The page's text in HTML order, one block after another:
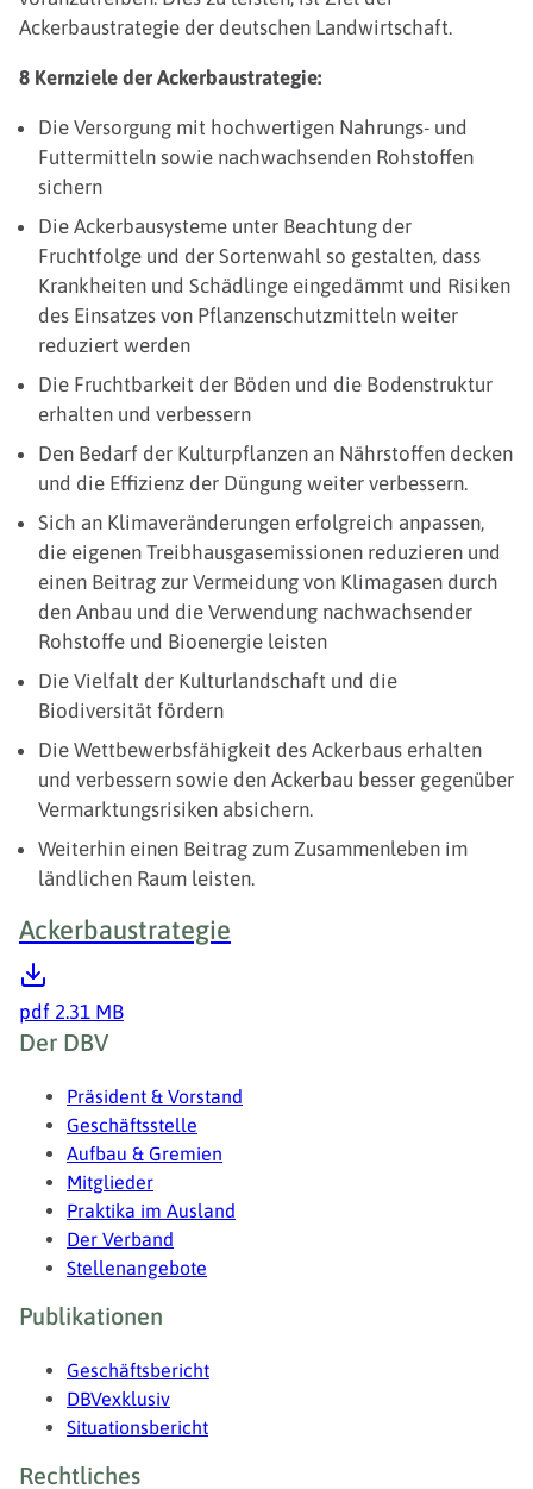
Ackerbaustrategie der deutschen Landwirtschaft.
8 Kernziele der Ackerbaustrategie:
Die Versorgung mit hochwertigen Nahrungs- und
Futtermitteln sowie nachwachsenden Rohstoffen
sichern
Die Ackerbausysteme unter Beachtung der
Fruchtfolge und der Sortenwahl so gestalten, dass
Krankheiten und Schädlinge eingedämmt und Risiken
des Einsatzes von Pflanzenschutzmitteln weiter
reduziert werden
Die Fruchtbarkeit der Böden und die Bodenstruktur
erhalten und verbessern
Den Bedarf der Kulturpflanzen an Nährstoffen decken
und die Effizienz der Düngung weiter verbessern.
Sich an Klimaveränderungen erfolgreich anpassen,
die eigenen Treibhausgasemissionen reduzieren und
einen Beitrag zur Vermeidung von Klimagasen durch
den Anbau und die Verwendung nachwachsender
Rohstoffe und Bioenergie leisten
Die Vielfalt der Kulturlandschaft und die
Biodiversität fördern
Die Wettbewerbsfähigkeit des Ackerbaus erhalten
und verbessern sowie den Ackerbau besser gegenüber
Vermarktungsrisiken absichern.
Weiterhin einen Beitrag zum Zusammenleben im
ländlichen Raum leisten.
Ackerbaustrategie
pdf 2.31 MB
Fußzeile
Der DBV
Präsident & Vorstand
Geschäftsstelle
Aufbau & Gremien
Mitglieder
Praktika im Ausland
Der Verband
Stellenangebote
Publikationen
Geschäftsbericht
DBVexklusiv
Situationsbericht
Rechtliches